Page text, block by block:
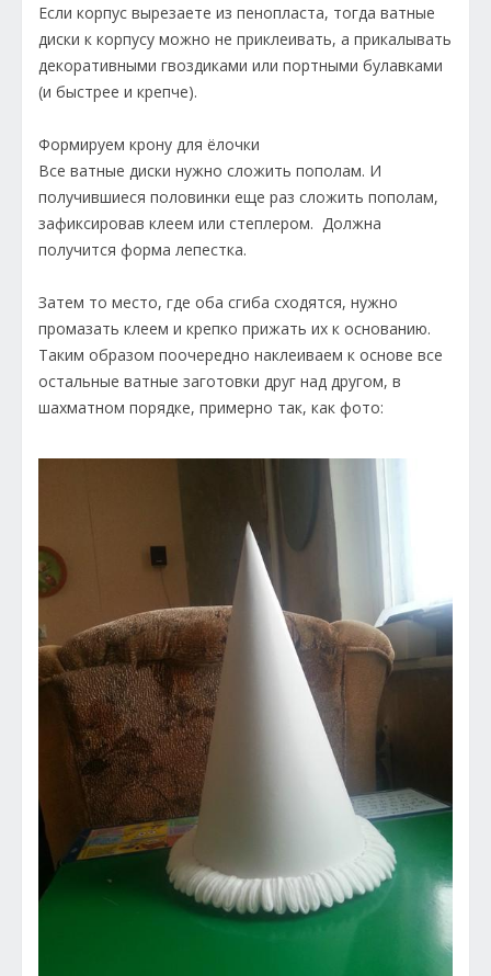
Если корпус вырезаете из пенопласта, тогда ватные
диски к корпусу можно не приклеивать, а прикалывать
декоративными гвоздиками или портными булавками
(и быстрее и крепче).
Формируем крону для ёлочки
Все ватные диски нужно сложить пополам. И
получившиеся половинки еще раз сложить пополам,
зафиксировав клеем или степлером. Должна
получится форма лепестка.
Затем то место, где оба сгиба сходятся, нужно
промазать клеем и крепко прижать их к основанию.
Таким образом поочередно наклеиваем к основе все
остальные ватные заготовки друг над другом, в
шахматном порядке, примерно так, как фото: